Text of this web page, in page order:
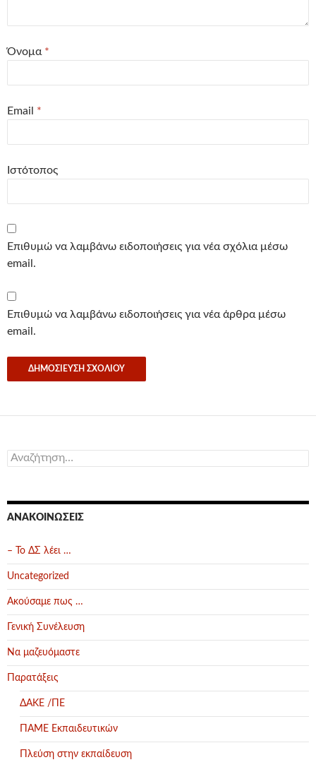
Όνομα *
Email *
Ιστότοπος
Επιθυμώ να λαμβάνω ειδοποιήσεις για νέα σχόλια μέσω
email.
Επιθυμώ να λαμβάνω ειδοποιήσεις για νέα άρθρα μέσω
email.
Αναζήτηση
για:
ΑΝΑΚΟΙΝΏΣΕΙΣ
– Το ΔΣ λέει …
Uncategorized
Ακούσαμε πως …
Γενική Συνέλευση
Να μαζευόμαστε
Παρατάξεις
ΔΑΚΕ /ΠΕ
ΠΑΜΕ Εκπαιδευτικών
Πλεύση στην εκπαίδευση